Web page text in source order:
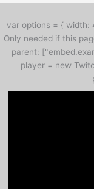
var options = {
Only needed if this
parent:
player = new